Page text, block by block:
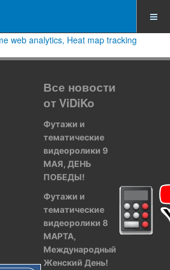
Все новости
от ViDiKo
Футажи и
тематические
видеоролики 9
МАЯ, ДЕНЬ
ПОБЕДЫ!
Футажи и
тематические
видеоролики 8
МАРТА,
Международный
Женский День!